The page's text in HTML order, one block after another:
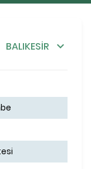
BALIKESİR